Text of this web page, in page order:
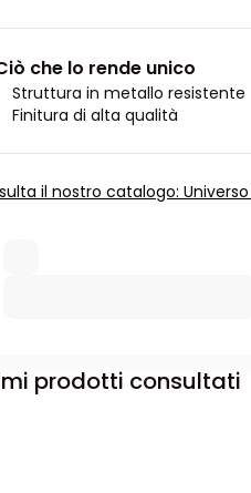
che lo rende unico
Struttura in metallo resistente
Finitura di alta qualità
il nostro catalogo:
prodotti consultati